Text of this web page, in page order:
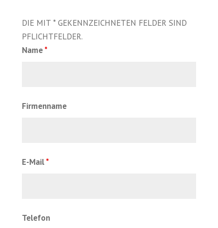
DIE MIT * GEKENNZEICHNETEN FELDER SIND
PFLICHTFELDER.
Name*
Firmenname
E-Mail*
Telefon